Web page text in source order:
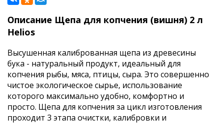
Описание Щепа для копчения (вишня) 2 л
Helios
Высушенная калиброванная щепа из древесины
бука - натуральный продукт, идеальный для
копчения рыбы, мяса, птицы, сыра. Это совершенно
чистое экологическое сырье, использование
которого максимально удобно, комфортно и
просто. Щепа для копчения за цикл изготовления
проходит 3 этапа очистки, калибровки и